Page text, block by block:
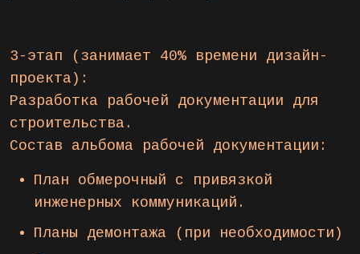
3-этап (занимает 40% времени дизайн-
проекта):
Разработка рабочей документации для
строительства.
Состав альбома рабочей документации:
План обмерочный с привязкой
инженерных коммуникаций.
Планы демонтажа (при необходимости)